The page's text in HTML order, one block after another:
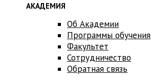
АКАДЕМИЯ
Об Академии
Программы обучения
Факультет
Сотрудничество
Обратная связь